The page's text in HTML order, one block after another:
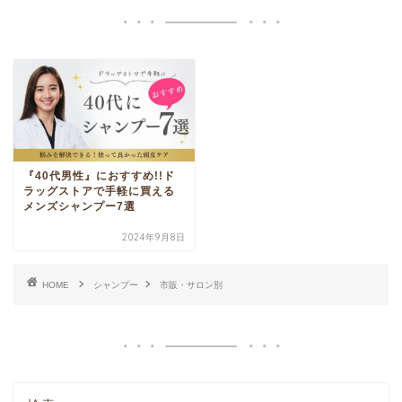
『40代男性』におすすめ!!ド
ラッグストアで手軽に買える
メンズシャンプー7選
2024年9月8日
HOME シャンプー 市販・サロン別